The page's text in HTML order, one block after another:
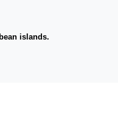
islands.